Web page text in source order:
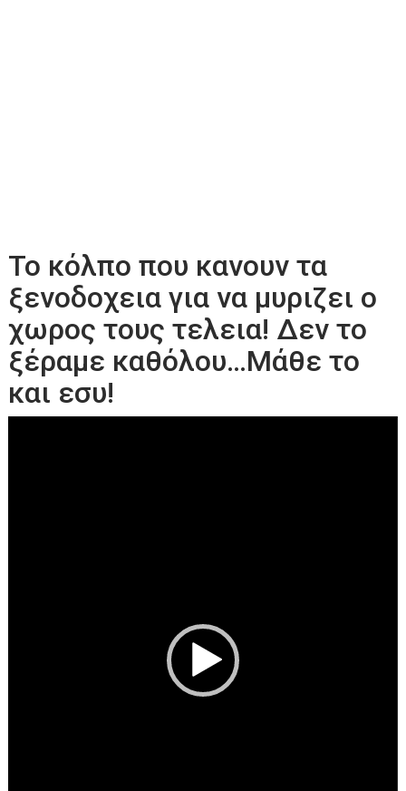
Το κόλπο που κανουν τα
ξενοδοχεια για να μυριζει ο
χωρος τους τελεια! Δεν το
ξέραμε καθόλου…Μάθε το
και εσυ!